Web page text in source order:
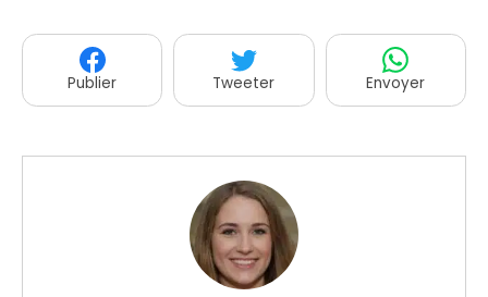
Publier Tweeter Envoyer